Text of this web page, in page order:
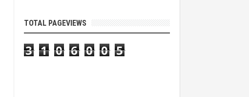
TOTAL PAGEVIEWS
3 1 0 6 0 0 5